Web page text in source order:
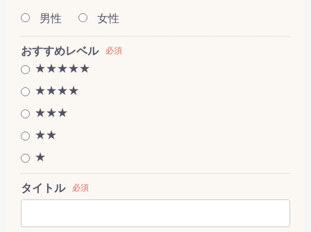
男性 女性
おすすめレベル 必須
★★★★★
★★★★
★★★
★★
★
タイトル 必須